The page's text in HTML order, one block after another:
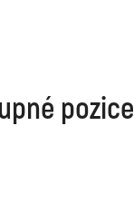
pozice